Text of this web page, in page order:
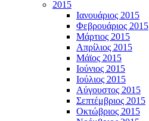
2015
Ιανουάριος 2015
Φεβρουάριος 2015
Μάρτιος 2015
Απρίλιος 2015
Μάϊος 2015
Ιούνιος 2015
Ιούλιος 2015
Αύγουστος 2015
Σεπτέμβριος 2015
Οκτώβριος 2015